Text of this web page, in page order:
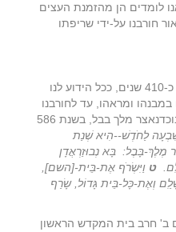
לומדים הן מהזמנת העצים
חורבנו על-ידי שריפתו
בית המקדש הראשון עמד על כנו כ-410 שנים, ככל הידוע לנו
ומראהו, עד לחורבנו
על ידי נבוזראדן, שר הצבא של נבוכדנאצר מלך בבל, בשנת 586
לַחֹדֶשׁ--הִיא שְׁנַת
מֶלֶךְ-בָּבֶל: בָּא נְבוּזַרְאֲדָן
. ט וַיִּשְׂרֹף אֶת-בֵּית-[השם],
וְאֶת-כָּל-בֵּית גָּדוֹל, שָׂרַף
ב' חרב בית המקדש הראשון